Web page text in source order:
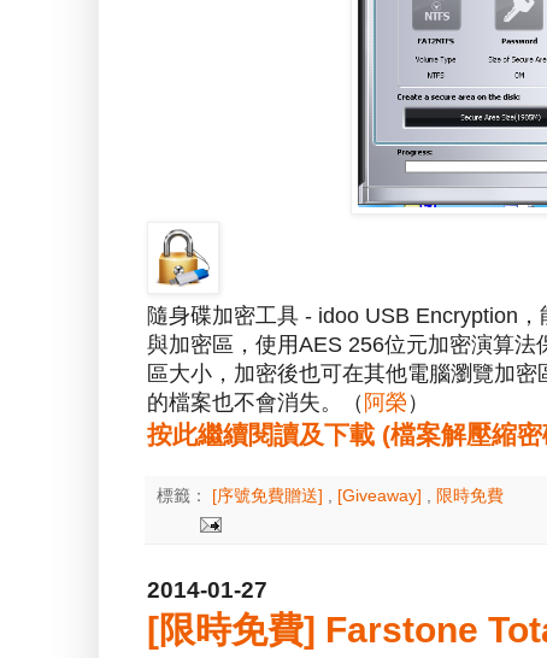
隨身碟加密工具 - idoo USB Encryption
與加密區，使用AES 256位元加密演算
區大小，加密後也可在其他電腦瀏覽加
的檔案也不會消失。（ 阿榮 ）
按此繼續閱讀及下載 (檔案解壓縮
標籤： [序號免費贈送] [Giveaway] 限時免費
2014-01-27
[限時免費] Farstone